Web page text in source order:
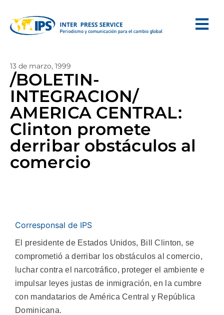
13 de marzo, 1999
/BOLETIN-
INTEGRACION/
AMERICA CENTRAL:
Clinton promete
derribar obstáculos al
comercio
Corresponsal de IPS
El presidente de Estados Unidos, Bill Clinton, se
comprometió a derribar los obstáculos al comercio,
luchar contra el narcotráfico, proteger el ambiente e
impulsar leyes justas de inmigración, en la cumbre
con mandatarios de América Central y República
Dominicana.